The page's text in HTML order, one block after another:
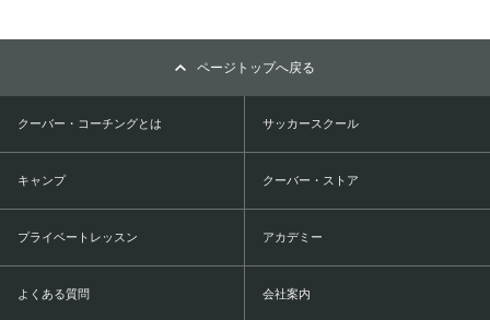
ページトップへ戻る
クーバー・コーチングとは サッカースクール
キャンプ クーバー・ストア
プライベートレッスン アカデミー
よくある質問 会社案内